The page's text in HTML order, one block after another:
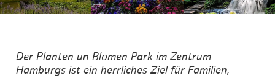
Der Planten un Blomen Park im Zentrum
Hamburgs ist ein herrliches Ziel für Familien,